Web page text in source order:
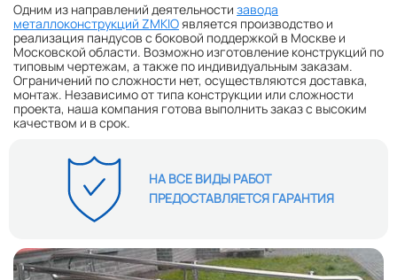
Одним из направлений деятельности завода
металлоконструкций ZMKIOявляется производство и
реализация пандусов с боковой поддержкой в Москве и
Московской области. Возможно изготовление конструкций по
типовым чертежам, а также по индивидуальным заказам.
Ограничений по сложности нет, осуществляются доставка,
монтаж. Независимо от типа конструкции или сложности
проекта, наша компания готова выполнить заказ с высоким
качеством и в срок.
НА ВСЕ ВИДЫ РАБОТ
ПРЕДОСТАВЛЯЕТСЯ ГАРАНТИЯ